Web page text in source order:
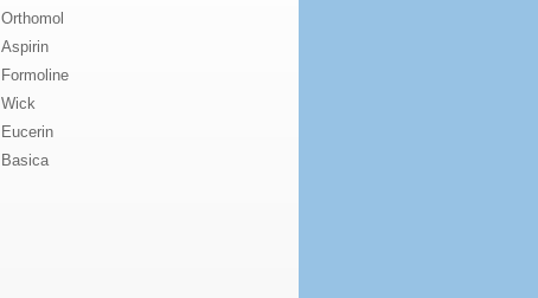
Orthomol
Aspirin
Formoline
Wick
Eucerin
Basica